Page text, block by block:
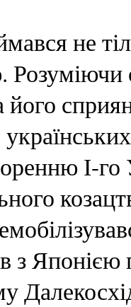
не
Розуміючи
його
І-го
з